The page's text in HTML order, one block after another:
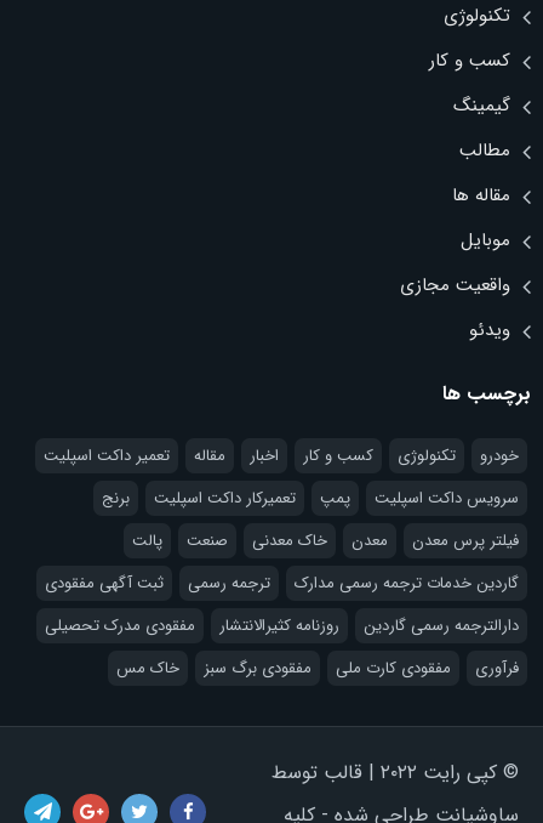
تکنولوژی
کسب و کار
گیمینگ
مطالب
مقاله ها
موبایل
واقعیت مجازی
ویدئو
برچسب ها
خودرو تکنولوژی کسب و کار اخبار مقاله
تعمیر داکت اسپلیت
سرویس داکت اسپلیت
پمپ تعمیرکار داکت اسپلیت
برنج
فیلتر پرس معدن
معدن خاک معدنی صنعت
پالت
گاردین خدمات ترجمه رسمی مدارک
ترجمه رسمی
ثبت آگهی مفقودی
دارالترجمه رسمی گاردین
روزنامه کثیرالانتشار
مفقودی مدرک تحصیلی
فرآوری
مفقودی کارت ملی مفقودی برگ سبز خاک مس
© کپی رایت ۲۰۲۲ | قالب توسط
ساوشیانت طراحی شده - کلیه